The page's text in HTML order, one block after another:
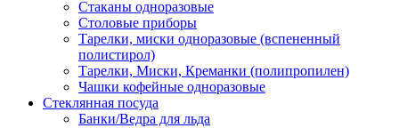
Стаканы одноразовые
Столовые приборы
Тарелки, миски одноразовые (вспененный
полистирол)
Тарелки, Миски, Креманки (полипропилен)
Чашки кофейные одноразовые
Стеклянная посуда
Банки/Ведра для льда